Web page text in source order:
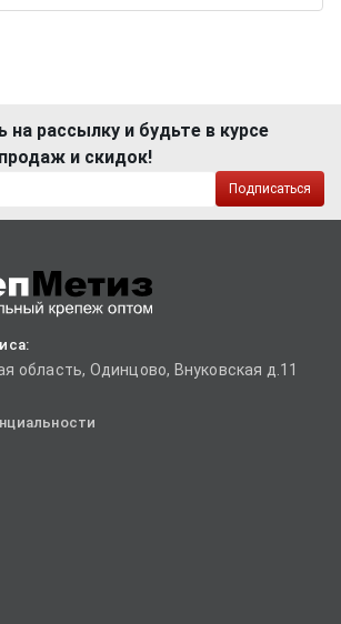
на рассылку и будьте в курсе
и скидок!
Подписаться
область, Одинцово, Внуковская д.11